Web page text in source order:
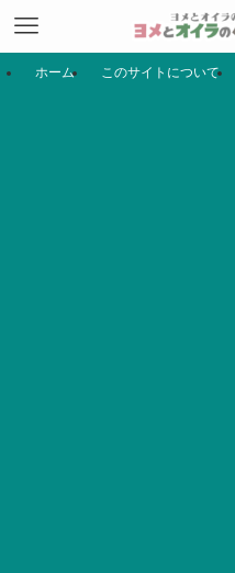
ホーム このサイトについて